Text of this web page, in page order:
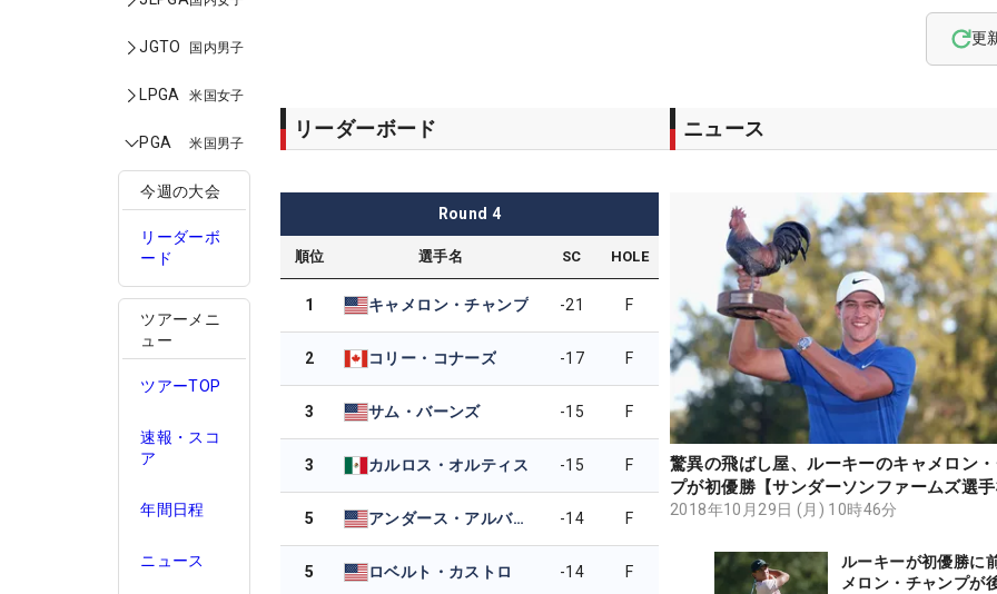
JGTO 国内男子
LPGA 米国女子
PGA 米国男子
今週の大会
リーダーボ
ード
ツアーメニ
ュー
ツアーTOP
速報・スコ
ア
年間日程
ニュース
更
リーダーボード
Round 4
順位 選手名 SC HOLE
1 キャメロン・チャンプ -21 F
2 コリー・コナーズ -17 F
3 サム・バーンズ -15 F
3 カルロス・オルティス -15 F
5 アンダース・アルバートソン -14 F
5 ロベルト・カストロ -14 F
ニュース
驚異の飛ばし屋、ルーキーのキャメロン
プが初優勝【サンダーソンファームズ選
2018年10月29日 (月) 10時46分
ルーキーが初優勝に
メロン・チャンプが